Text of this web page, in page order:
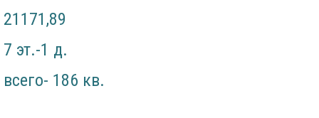
21171,89
7 эт.-1 д.
всего- 186 кв.